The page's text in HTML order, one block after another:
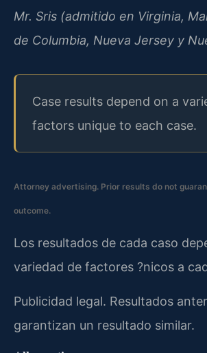
Mr. Sris (admitido en Virginia,
de Columbia, Nueva Jersey y
Case results depend on a
factors unique to each case.
Attorney advertising. Prior results do not
outcome.
Los resultados de cada caso
variedad de factores ?nicos a
Publicidad legal. Resultados
garantizan un resultado similar.